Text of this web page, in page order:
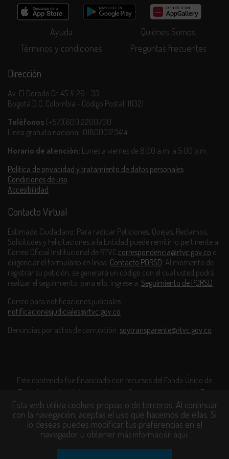
Ayuda
Quiénes Somos
Términos y condiciones
Preguntas frecuentes
Dirección
Av. El Dorado Cr. 45 # 26 - 33
Bogotá D.C, Colombia - Código Postal: 111321
Teléfonos (+57)(601) 2200700.
Línea gratuita nacional: 018000123414.
Horario de atención: Lunes a viernes de 8:00 a.m. a 5:00 p.m.
Política de privacidad y tratamiento de datos personales
Condiciones de uso
Accesibilidad
Contacto Virtual
Estimado Ciudadano: Para radicar Peticiones, Quejas, Reclamos,
Solicitudes y Felicitaciones a la Entidad puede remitir lo pertinente al
Correo Oficial Institucional de RTVC correspondencia@rtvc.gov.co o
diligenciar el formulario en línea: Contacto PQRSD. Al momento de
registrar su petición, se generará un código con el cual usted podrá
realizar el seguimiento, para ello, ingrese a: Seguimiento de PQRSD
Correo para notificaciones judiciales:
notificacionesjudiciales@rtvc.gov.co
Denuncias por actos de corrupción: soytransparente@rtvc.gov.co
Este contenido fue financiado con recursos del Fondo Único de
Tecnologías de la Información y las Comunicaciones de MinTic.
Esta web utiliza cookies propias o de terceros. Al continuar
con la navegación, aceptas el uso que hacemos de ellas. Si
lo deseas puedes modificar tus preferencias en el
navegador u obtener más información aquí.